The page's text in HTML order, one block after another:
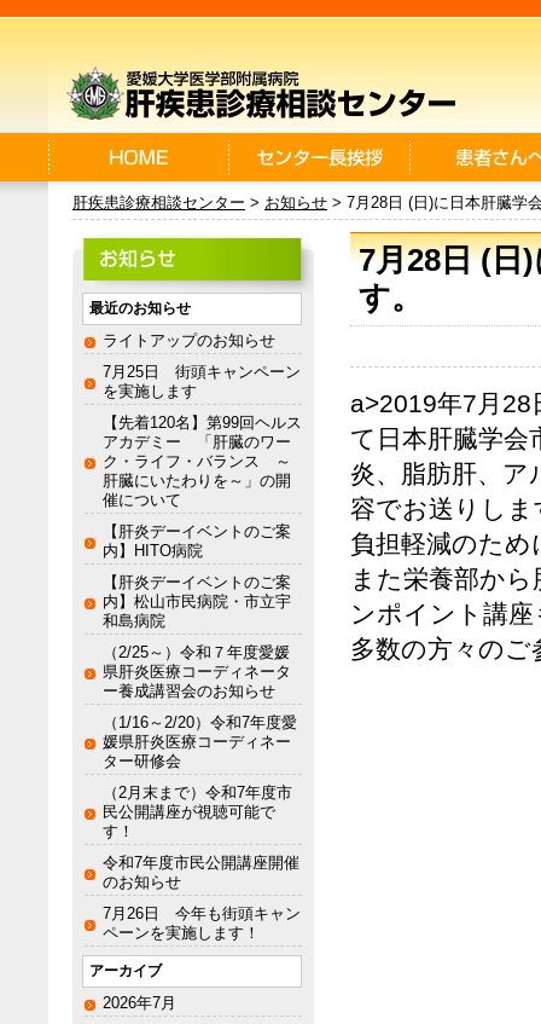
肝疾患診療相談センター > お知らせ > 7月28日 (日)に日本肝臓学
7月28日 (日
す。
a>2019年7月
て日本肝臓学会
炎、脂肪肝、ア
容でお送りし
負担軽減のた
また栄養部か
ンポイント講
多数の方々の
最近のお知らせ
ライトアップのお知らせ
7月25日 街頭キャンペーン
を実施します
【先着120名】第99回ヘルス
アカデミー 「肝臓のワー
ク・ライフ・バランス ～
肝臓にいたわりを～」の開
催について
【肝炎デーイベントのご案
内】HITO病院
【肝炎デーイベントのご案
内】松山市民病院・市立宇
和島病院
（2/25～）令和７年度愛媛
県肝炎医療コーディネータ
ー養成講習会のお知らせ
（1/16～2/20）令和7年度愛
媛県肝炎医療コーディネー
ター研修会
（2月末まで）令和7年度市
民公開講座が視聴可能で
す！
令和7年度市民公開講座開催
のお知らせ
7月26日 今年も街頭キャン
ペーンを実施します！
アーカイブ
2026年7月